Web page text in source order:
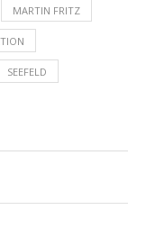
MARTIN FRITZ
SEEFELD